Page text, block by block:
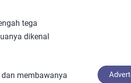
tega
dikenal
membawanya